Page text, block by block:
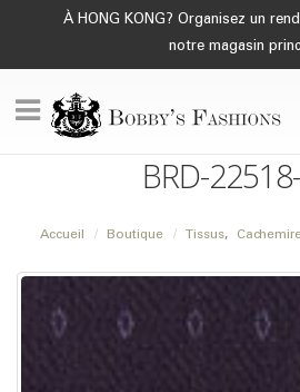
À HONG KONG? Organisez un
notre magasin
BRD-
Accueil Boutique Tissus,